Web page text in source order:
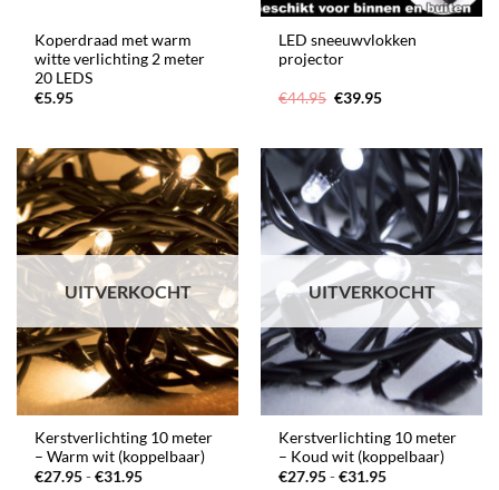
Koperdraad met warm
witte verlichting 2 meter
20 LEDS
€5.95
LED sneeuwvlokken
projector
€44.95 Oorspronkelijke
€39.95Huidige
UITVERKOCHT
Kerstverlichting 10 meter
– Warm wit (koppelbaar)
€27.95-€31.95Prijsklasse:
UITVERKOCHT
Kerstverlichting 10 meter
– Koud wit (koppelbaar)
€27.95-€31.95Prijsklasse: